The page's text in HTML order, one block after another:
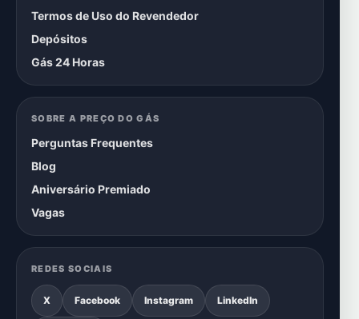
Termos de Uso do Revendedor
Depósitos
Gás 24 Horas
SOBRE A PREÇO DO GÁS
Perguntas Frequentes
Blog
Aniversário Premiado
Vagas
REDES SOCIAIS
X Facebook Instagram LinkedIn